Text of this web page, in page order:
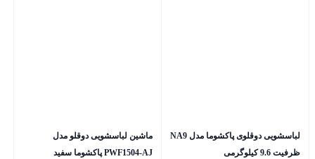
لباسشویی دوقلوی پاکشوما مدل NA9
ظرفیت 9.6 کیلوگرمی
ماشین لباسشویی دوقلو مدل
PWF1504-AJ پاکشوما سفید